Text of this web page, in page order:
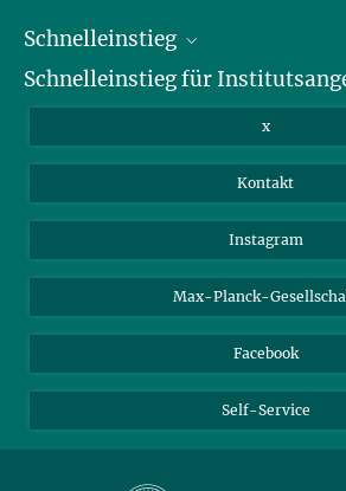
Schnelleinstieg
Bibliothek
Schnelleinstieg für
Webmail
Nextcloud
x
Kontakt
Instagram
Max-Planck-
Facebook
Self-Service